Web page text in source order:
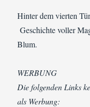
Hinter dem vierten
Geschichte voller
Blum.
WERBUNG
Die folgenden Links
als Werbung: